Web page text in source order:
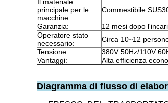
principale per le
macchine:
Commestibile
Garanzia:
12 mesi dopo
Operatore stato
necessario:
Circa 10~12
Tensione:
380V 50Hz/110V
Vantaggi:
Alta efficienza
Diagramma di flusso di